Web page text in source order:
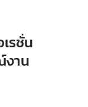
รชั่น
งาน